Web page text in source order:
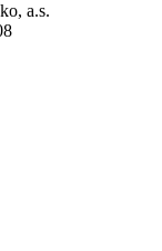
a.s.